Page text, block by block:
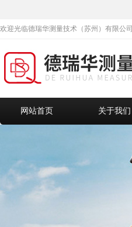
欢迎光临德瑞华测量技术（苏州）有限公司
网站首页 关于我们